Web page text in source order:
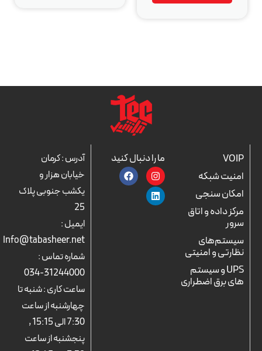
VOIP
امنیت شبکه
امکان سنجی
مرکز داده و اتاق
سرور
سیستم‌های
نظارتی و امنیتی
UPS و سیستم
های برق اضطراری
ما را دنبال کنید
I
n
s
t
a
F
a
c
L
i
n
k
e
آدرس : کرمان
خیابان هزار و
یکشب جنوبی پلاک
25
ایمیل :
Info@tabasheer.net
شماره تماس :
31244000-034
ساعت کاری : شنبه تا
چهارشنبه از ساعت
7:30 الی 15:15 ,
پنجشنبه از ساعت